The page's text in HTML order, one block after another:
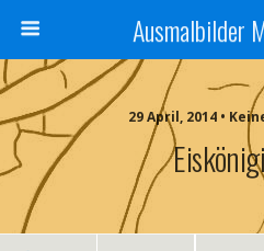
Ausmalbilder
29 April, 2014 •